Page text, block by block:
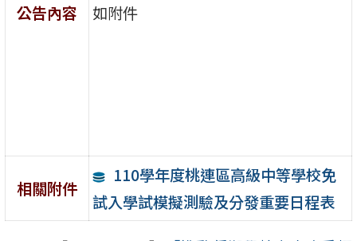
公告內容
如附件
相關附件
110學年度桃連區高級中等學校免
試入學試模擬測驗及分發重要日程表